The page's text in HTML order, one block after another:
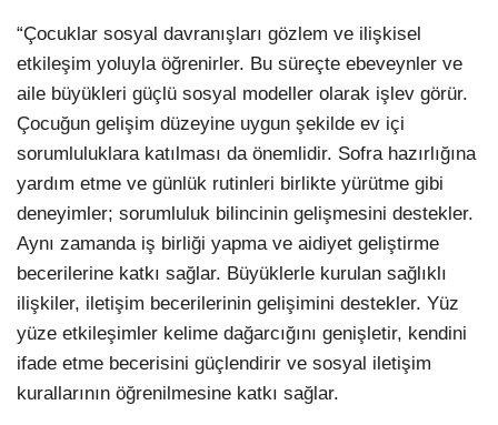
“Çocuklar sosyal davranışları gözlem ve ilişkisel
etkileşim yoluyla öğrenirler. Bu süreçte ebeveynler ve
aile büyükleri güçlü sosyal modeller olarak işlev görür.
Çocuğun gelişim düzeyine uygun şekilde ev içi
sorumluluklara katılması da önemlidir. Sofra hazırlığına
yardım etme ve günlük rutinleri birlikte yürütme gibi
deneyimler; sorumluluk bilincinin gelişmesini destekler.
Aynı zamanda iş birliği yapma ve aidiyet geliştirme
becerilerine katkı sağlar. Büyüklerle kurulan sağlıklı
ilişkiler, iletişim becerilerinin gelişimini destekler. Yüz
yüze etkileşimler kelime dağarcığını genişletir, kendini
ifade etme becerisini güçlendirir ve sosyal iletişim
kurallarının öğrenilmesine katkı sağlar.